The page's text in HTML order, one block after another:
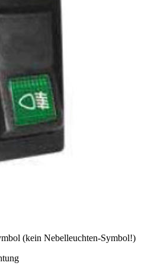
(kein Nebelleuchten-Symbol!)